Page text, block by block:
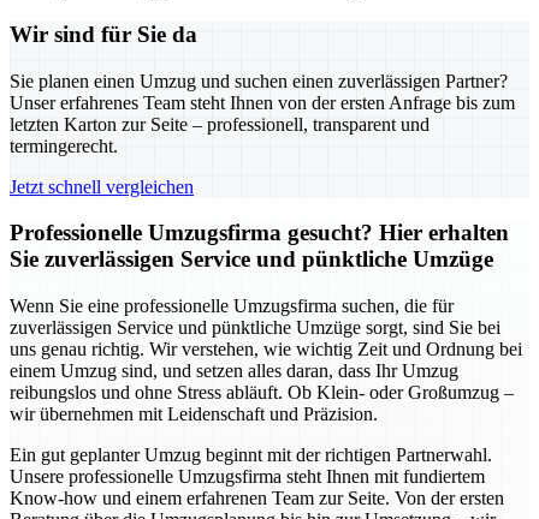
Wir sind für Sie da
Sie planen einen Umzug und suchen einen zuverlässigen Partner?
Unser erfahrenes Team steht Ihnen von der ersten Anfrage bis zum
letzten Karton zur Seite – professionell, transparent und
termingerecht.
Jetzt schnell vergleichen
Professionelle Umzugsfirma gesucht? Hier erhalten
Sie zuverlässigen Service und pünktliche Umzüge
Wenn Sie eine professionelle Umzugsfirma suchen, die für
zuverlässigen Service und pünktliche Umzüge sorgt, sind Sie bei
uns genau richtig. Wir verstehen, wie wichtig Zeit und Ordnung bei
einem Umzug sind, und setzen alles daran, dass Ihr Umzug
reibungslos und ohne Stress abläuft. Ob Klein- oder Großumzug –
wir übernehmen mit Leidenschaft und Präzision.
Ein gut geplanter Umzug beginnt mit der richtigen Partnerwahl.
Unsere professionelle Umzugsfirma steht Ihnen mit fundiertem
Know-how und einem erfahrenen Team zur Seite. Von der ersten